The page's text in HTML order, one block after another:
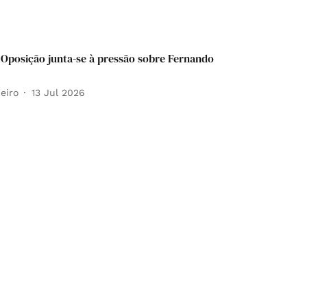
junta-se à pressão sobre Fernando
13 Jul 2026